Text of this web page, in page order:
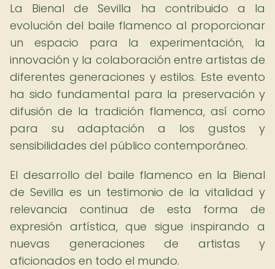
La Bienal de Sevilla ha contribuido a la
evolución del baile flamenco al proporcionar
un espacio para la experimentación, la
innovación y la colaboración entre artistas de
diferentes generaciones y estilos. Este evento
ha sido fundamental para la preservación y
difusión de la tradición flamenca, así como
para su adaptación a los gustos y
sensibilidades del público contemporáneo.
El desarrollo del baile flamenco en la Bienal
de Sevilla es un testimonio de la vitalidad y
relevancia continua de esta forma de
expresión artística, que sigue inspirando a
nuevas generaciones de artistas y
aficionados en todo el mundo.